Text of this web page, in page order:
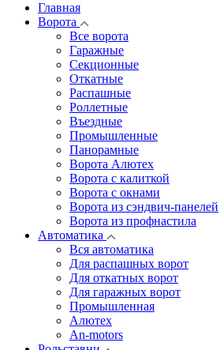
Главная
Ворота
Все ворота
Гаражные
Секционные
Откатные
Распашные
Роллетные
Въездные
Промышленные
Панорамные
Ворота Алютех
Ворота с калиткой
Ворота c окнами
Ворота из сэндвич-панелей
Ворота из профнастила
Автоматика
Вся автоматика
Для распашных ворот
Для откатных ворот
Для гаражных ворот
Промышленная
Алютех
An-motors